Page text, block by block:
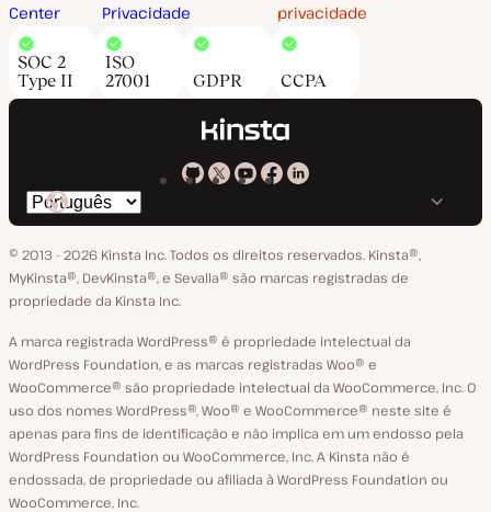
Center
Privacidade
privacidade
SOC 2
Type II
ISO
27001
GDPR CCPA
Kinsta
GitHub
Kinsta
X
Kinsta
YouTube
Kinsta
Facebook
Kinsta
LinkedIn
Trocar
o
idioma
© 2013 - 2026 Kinsta Inc. Todos os direitos reservados. Kinsta®‚
MyKinsta®‚ DevKinsta®‚ e Sevalla® são marcas registradas de
propriedade da Kinsta Inc.
A marca registrada WordPress® é propriedade intelectual da
WordPress Foundation, e as marcas registradas Woo® e
WooCommerce® são propriedade intelectual da WooCommerce, Inc. O
uso dos nomes WordPress®, Woo® e WooCommerce® neste site é
apenas para fins de identificação e não implica em um endosso pela
WordPress Foundation ou WooCommerce, Inc. A Kinsta não é
endossada, de propriedade ou afiliada à WordPress Foundation ou
WooCommerce, Inc.